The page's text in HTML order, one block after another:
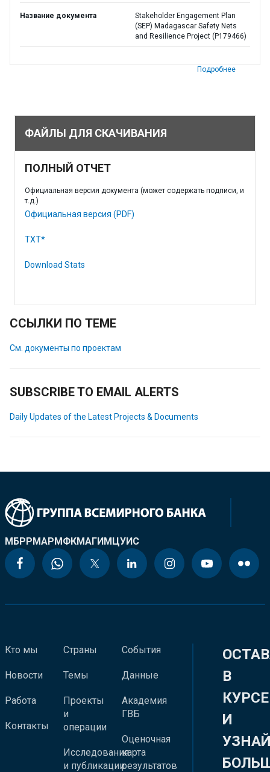
Название документа
Stakeholder Engagement Plan
(SEP) Madagascar Safety Nets
and Resilience Project (P179466)
Подробнее
ФАЙЛЫ ДЛЯ СКАЧИВАНИЯ
ПОЛНЫЙ ОТЧЕТ
Официальная версия документа (может содержать подписи, и
т.д.)
Официальная версия (PDF)
TXT*
Download Stats
ССЫЛКИ ПО ТЕМЕ
См. документы по проектам
SUBSCRIBE TO EMAIL ALERTS
Daily Updates of the Latest Projects & Documents
МБРРМАРМФКМАГИМЦУИС
Кто мы
Новости
Работа
Контакты
Страны
Темы
Проекты
и
операции
Исследования
и публикации
События
Данные
Академия
ГВБ
Оценочная
карта
результатов
В
КУРСЕ
И